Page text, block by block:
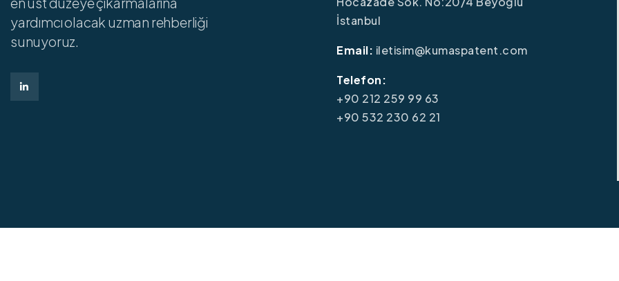
yardımcı olacak uzman rehberliği
sunuyoruz.
İstanbul
Email: iletisim@kumaspatent.com
Telefon:
+90 212 259 99 63
+90 532 230 62 21